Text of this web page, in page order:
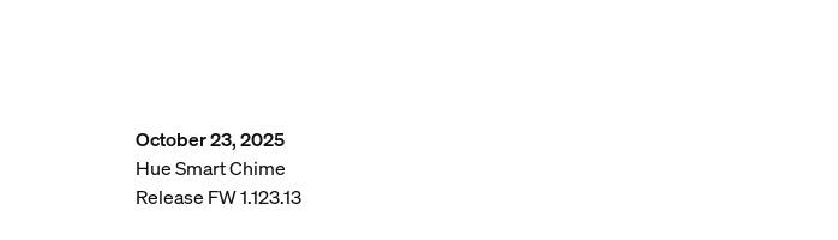
October 23, 2025
Hue Smart Chime
Release FW 1.123.13